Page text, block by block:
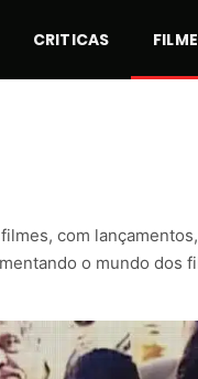
CRITICAS
com
o mundo dos